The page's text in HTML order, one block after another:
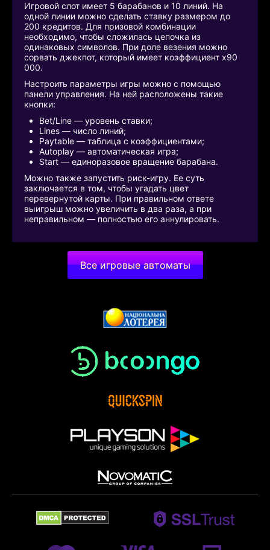
Игровой слот имеет 5 барабанов и 10 линий. На
одной линии можно сделать ставку размером до
200 кредитов. Для призовой комбинации
необходимо, чтобы сложилась цепочка из
одинаковых символов. При доле везения можно
сорвать джекпот, который имеет коэффициент x90
000.
Настроить параметры игры можно с помощью
панели управления. На ней расположены такие
кнопки:
Bet/Line — уровень ставки;
Lines — число линий;
Paytable — таблица с коэффициентами;
Autoplay — автоматическая игра;
Start — единоразовое вращение барабана.
Можно также запустить риск-игру. Ее суть
заключается в том, чтобы угадать цвет
перевернутой карты. При правильном ответе
выигрыш можно увеличить в два раза, а при
неправильном — полностью его аннулировать.
Все игровые автоматы